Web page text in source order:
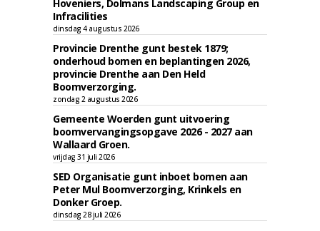
Hoveniers, Dolmans Landscaping Group en
Infracilities
dinsdag 4 augustus 2026
Provincie Drenthe gunt bestek 1879;
onderhoud bomen en beplantingen 2026,
provincie Drenthe aan Den Held
Boomverzorging.
zondag 2 augustus 2026
Gemeente Woerden gunt uitvoering
boomvervangingsopgave 2026 - 2027 aan
Wallaard Groen.
vrijdag 31 juli 2026
SED Organisatie gunt inboet bomen aan
Peter Mul Boomverzorging, Krinkels en
Donker Groep.
dinsdag 28 juli 2026